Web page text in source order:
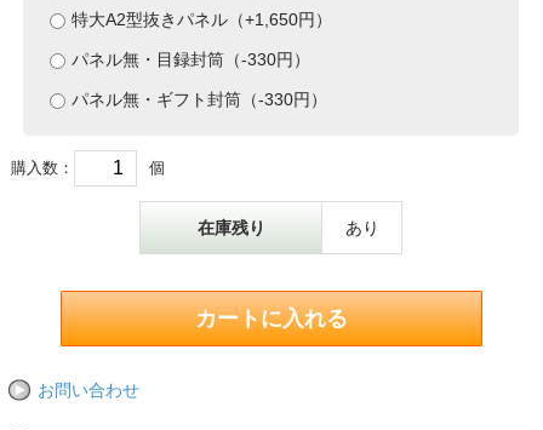
特大A2型抜きパネル（+1,650円）
パネル無・目録封筒（-330円）
パネル無・ギフト封筒（-330円）
購入数： 個
在庫残り あり
お問い合わせ